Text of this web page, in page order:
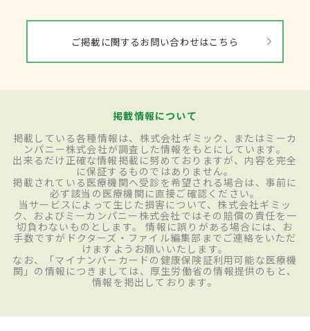
ご掲載に関するお問い合わせはこちら
掲載情報について
掲載している各種情報は、株式会社ギミック、またはミーカ
ンパニー株式会社が調査した情報をもとにしています。
出来るだけ正確な情報掲載に努めておりますが、内容を完全
に保証するものではありません。
掲載されている医療機関へ受診を希望される場合は、事前に
必ず該当の医療機関に直接ご確認ください。
当サービスによって生じた損害について、株式会社ギミッ
ク、およびミーカンパニー株式会社ではその賠償の責任を一
切負わないものとします。 情報に誤りがある場合には、お
手数ですがドクターズ・ファイル編集部までご連絡をいただ
けますようお願いいたします。
なお、「マイナンバーカードの健康保険証利用可能な医療機
関」の情報につきましては、厚生労働省の情報提供のもと、
情報を掲出しております。